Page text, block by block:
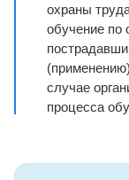
охраны
обучение по
случае
процесса